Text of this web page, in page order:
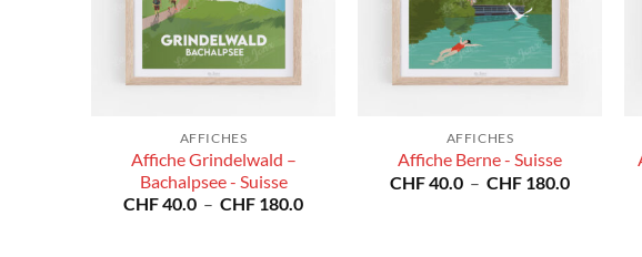
AFFICHES
Affiche Grindelwald –
Bachalpsee - Suisse
CHF40.0 – CHF 180.0Plage
AFFICHES
Affiche Berne - Suisse
CHF40.0 – CHF 180.0Plage